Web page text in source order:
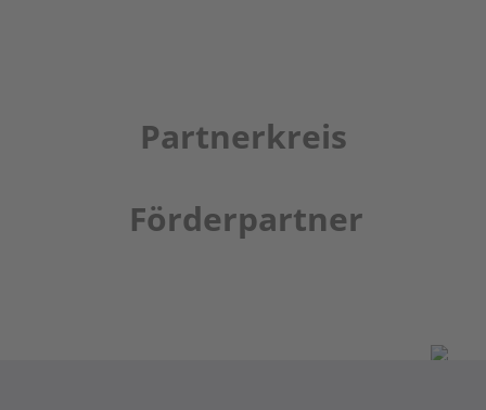
Partnerkreis
Förderpartner